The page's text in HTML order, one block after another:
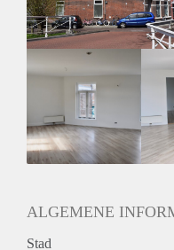
gasfornuis, afzuigkap,
Badkamer met
aansluiting. Ruime
Divers:
- Woonoppervlakte ca 62
- Huurprijs is exclusief
elektra en internet van
- Woning wordt
- Parkeren met
- Verhuurder heeft het
ALGEMENE
Stad